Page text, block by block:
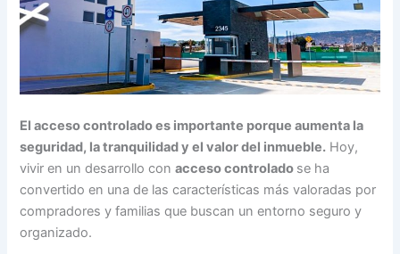
El acceso controlado es importante porque aumenta la
seguridad, la tranquilidad y el valor del inmueble. Hoy,
vivir en un desarrollo conacceso controlado se ha
convertido en una de las características más valoradas por
compradores y familias que buscan un entorno seguro y
organizado.